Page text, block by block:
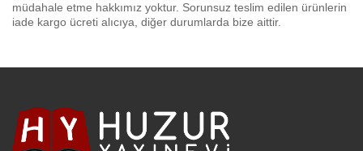
müdahale etme hakkımız yoktur. Sorunsuz teslim edilen ürünlerin
iade kargo ücreti alıcıya, diğer durumlarda bize aittir.